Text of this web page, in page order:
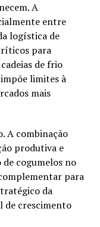
A
entre
logística de
para
de frio
limites à
mais
A combinação
produtiva e
cogumelos no
para
da
de crescimento